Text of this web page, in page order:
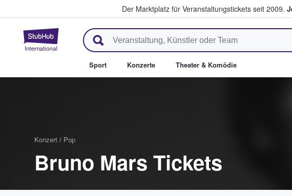
Der Marktplatz für Veranstaltungstickets seit 2009.
StubHub - Wo Fans Tickets kaufen &
Sport Konzerte Theater & Komödie
Konzert / Pop
Bruno Mars Tickets